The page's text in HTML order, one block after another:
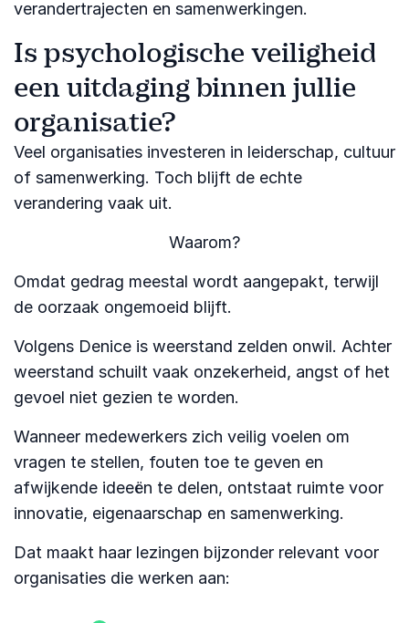
verandertrajecten en samenwerkingen.
Is psychologische veiligheid
een uitdaging binnen jullie
organisatie?
Veel organisaties investeren in leiderschap, cultuur
of samenwerking. Toch blijft de echte
verandering vaak uit.
Waarom?
Omdat gedrag meestal wordt aangepakt, terwijl
de oorzaak ongemoeid blijft.
Volgens Denice is weerstand zelden onwil. Achter
weerstand schuilt vaak onzekerheid, angst of het
gevoel niet gezien te worden.
Wanneer medewerkers zich veilig voelen om
vragen te stellen, fouten toe te geven en
afwijkende ideeën te delen, ontstaat ruimte voor
innovatie, eigenaarschap en samenwerking.
Dat maakt haar lezingen bijzonder relevant voor
organisaties die werken aan: